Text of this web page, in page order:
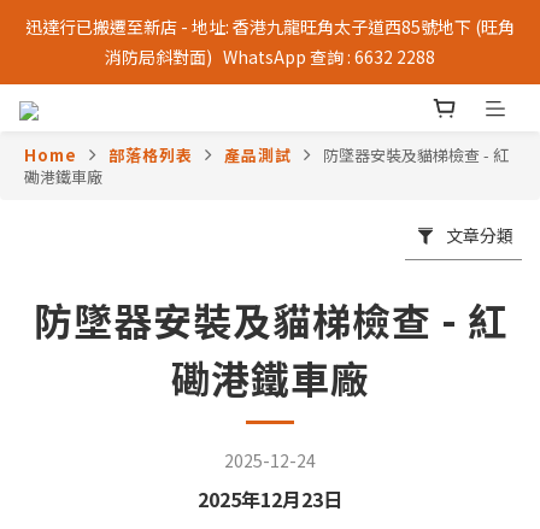
迅達行已搬遷至新店 - 地址: 香港九龍旺角太子道西85號地下 (旺角
消防局斜對面)   WhatsApp 查詢 : 6632 2288
Home 部落格列表 產品測試
防墜器安裝及貓梯檢查 - 紅
磡港鐵車廠
文章分類
防墜器安裝及貓梯檢查 - 紅
磡港鐵車廠
2025-12-24
2025年12月23日